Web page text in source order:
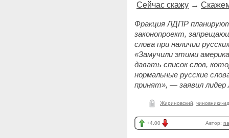
Сейчас скажу →
Фракция ЛДПР
законопроект,
слова при наличии
«Замучили этими
давать список слов,
нормальные русские
принят», — заявил
Жириновский чиновники-
+4.00 Автор: